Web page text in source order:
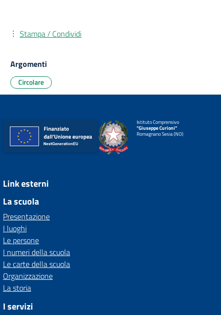
Stampa / Condividi
Argomenti
Circolare
Istituto Comprensivo
"Giuseppe Curioni"
Romagnano Sesia (NO)
Link esterni
La scuola
Presentazione
I luoghi
Le persone
I numeri della scuola
Le carte della scuola
Organizzazione
La storia
I servizi